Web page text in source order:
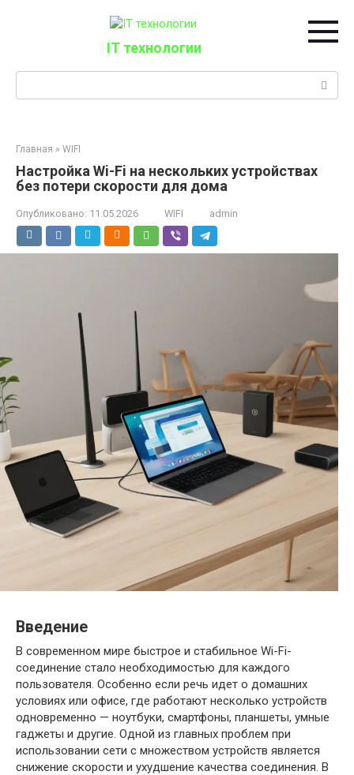
IT технологии
Главная » WIFI
Настройка Wi-Fi на нескольких устройствах
без потери скорости для дома
Опубликовано: 11.05.2026 WIFI admin
Введение
В современном мире быстрое и стабильное Wi-Fi-
соединение стало необходимостью для каждого
пользователя. Особенно если речь идет о домашних
условиях или офисе, где работают несколько устройств
одновременно — ноутбуки, смартфоны, планшеты, умные
гаджеты и другие. Одной из главных проблем при
использовании сети с множеством устройств является
снижение скорости и ухудшение качества соединения. В